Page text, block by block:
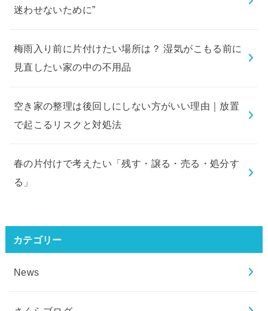
迷わせないために”
梅雨入り前に片付けたい場所は？ 湿気がこもる前に
見直したい家の中の不用品
空き家の整理は後回しにしない方がいい理由｜放置
で起こるリスクと対処法
春の片付けで考えたい「残す・譲る・売る・処分す
る」
カテゴリー
News